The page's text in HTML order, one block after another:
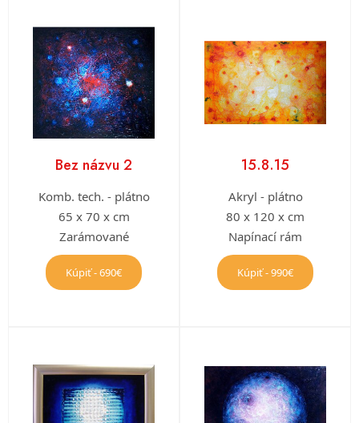
Bez názvu 2
Komb. tech. - plátno
65 x 70 x cm
Zarámované
Kúpiť - 690€
15.8.15
Akryl - plátno
80 x 120 x cm
Napínací rám
Kúpiť - 990€